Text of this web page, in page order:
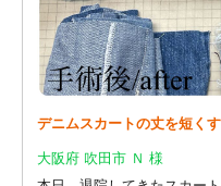
デニムスカートの丈を短く
大阪府 吹田市 Ｎ 様